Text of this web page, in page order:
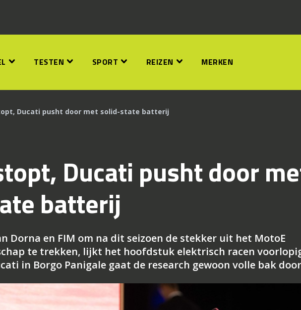
TESTEN SPORT REIZEN MERKEN
Ducati pusht door met solid-state batterij
Ducati pusht door
batterij
Dorna en FIM om na dit seizoen de stekker uit het MotoE
te trekken, lijkt het hoofdstuk elektrisch racen
in Borgo Panigale gaat de research gewoon volle bak